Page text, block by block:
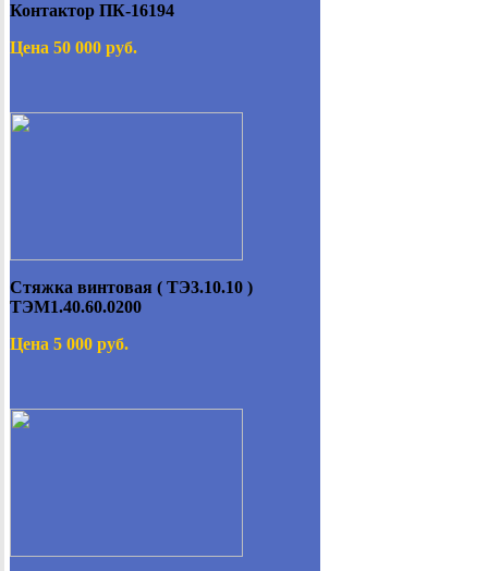
Контактор ПК-16194
Цена 50 000 руб.
Стяжка винтовая ( ТЭ3.10.10 )
ТЭМ1.40.60.0200
Цена 5 000 руб.